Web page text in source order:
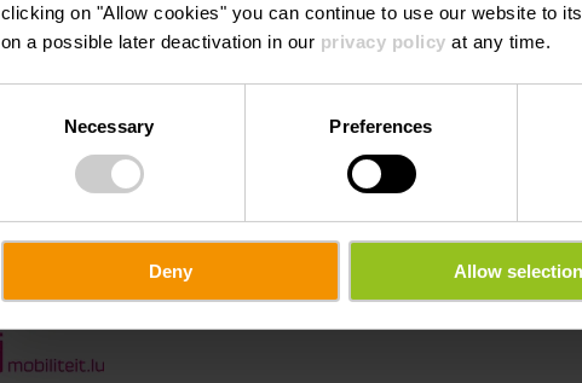
clicking on "Allow cookies" you can continue to use our website to
on a possible later deactivation in our privacy policy at any time.
Necessary Preferences
Deny Allow selection
Camping Saint-Hubert
Auf Karte anzeigen
Tel.: